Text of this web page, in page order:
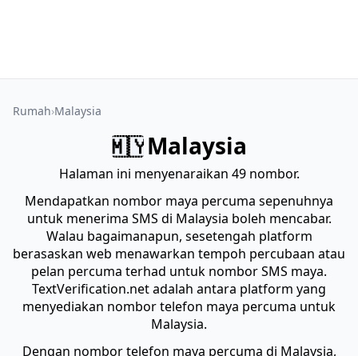
Rumah Malaysia
🇲🇾Malaysia
Halaman ini menyenaraikan 49 nombor.
Mendapatkan nombor maya percuma sepenuhnya
untuk menerima SMS di Malaysia boleh mencabar.
Walau bagaimanapun, sesetengah platform
berasaskan web menawarkan tempoh percubaan atau
pelan percuma terhad untuk nombor SMS maya.
TextVerification.net adalah antara platform yang
menyediakan nombor telefon maya percuma untuk
Malaysia.
Dengan nombor telefon maya percuma di Malaysia,